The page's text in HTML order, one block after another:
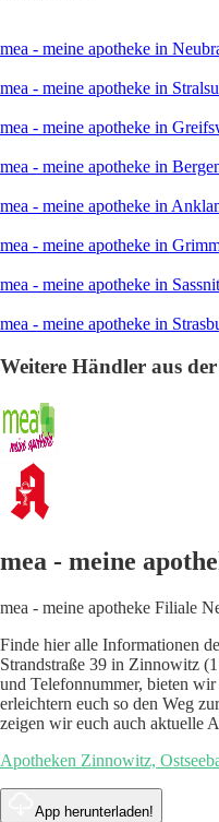
mea - meine apotheke in
mea - meine apotheke in
mea - meine apotheke in
mea - meine apotheke in
mea - meine apotheke in
mea - meine apotheke in
mea - meine apotheke in
mea - meine apotheke in
Weitere Händler aus
mea - meine
mea - meine apotheke Filiale
Finde hier alle Informationen
Strandstraße 39 in Zinnowitz
und Telefonnummer, bieten
erleichtern euch so den Weg
zeigen wir euch auch aktuelle
Apotheken Zinnowitz,
App herunterladen!